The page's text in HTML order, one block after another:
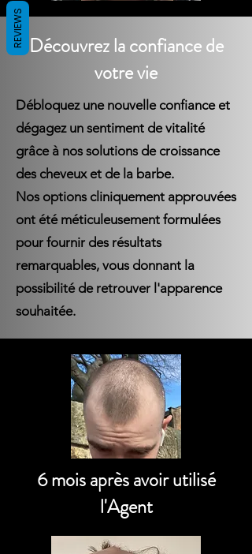
Découvrez la confiance de
votre vie
Débloquez une nouvelle confiance et
dégagez un sentiment de vitalité
grâce à nos solutions de croissance
des cheveux et de la barbe.
Nos options cliniquement approuvées
ont été méticuleusement formulées
pour fournir des résultats
remarquables, vous donnant la
possibilité de retrouver l'apparence
souhaitée.
6 mois après avoir utilisé
l'Agent
REVIEWS